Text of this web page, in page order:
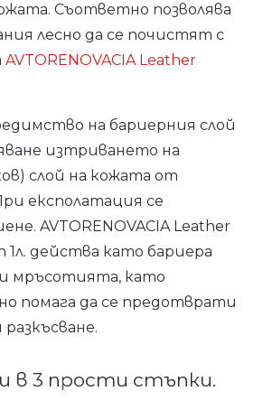
Съответно позволява
лесно да се почистят с
AVTORENOVACIA Leather
на бариерния слой
изтриването на
слой на кожата от
експолатация се
AVTORENOVACIA Leather
1л. действа като бариера
мръсотията, като
помага да се предотврати
в 3 прости стъпки.